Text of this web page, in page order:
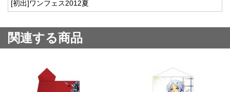
[初出]ワンフェス2012夏
関連する商品